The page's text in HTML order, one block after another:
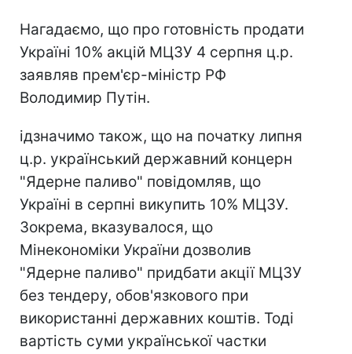
Нагадаємо, що про готовність продати
Україні 10% акцій МЦЗУ 4 серпня ц.р.
заявляв прем'єр-міністр РФ
Володимир Путін.
ідзначимо також, що на початку липня
ц.р. український державний концерн
"Ядерне паливо" повідомляв, що
Україні в серпні викупить 10% МЦЗУ.
Зокрема, вказувалося, що
Мінекономіки України дозволив
"Ядерне паливо" придбати акції МЦЗУ
без тендеру, обов'язкового при
використанні державних коштів. Тоді
вартість суми української частки